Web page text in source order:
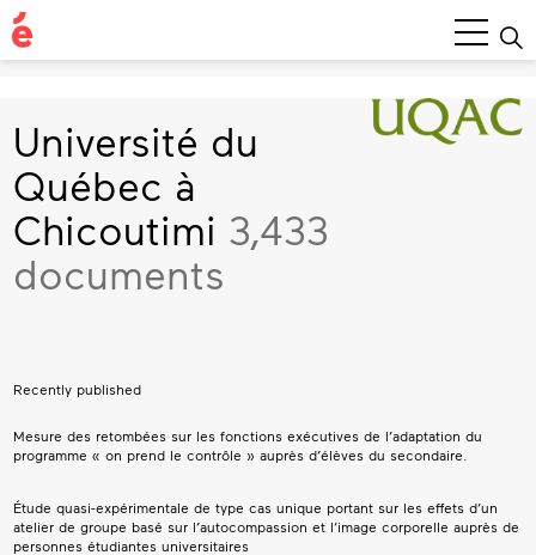
Main
Menu
Université du
Québec à
Chicoutimi 3,433
documents
Recently published
Mesure des retombées sur les fonctions exécutives de l’adaptation du
programme « on prend le contrôle » auprès d’élèves du secondaire.
Étude quasi-expérimentale de type cas unique portant sur les effets d’un
atelier de groupe basé sur l’autocompassion et l’image corporelle auprès de
personnes étudiantes universitaires